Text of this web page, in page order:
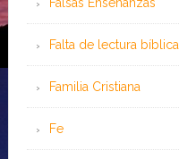
Falta de lectura bíblica
Familia Cristiana
Fe